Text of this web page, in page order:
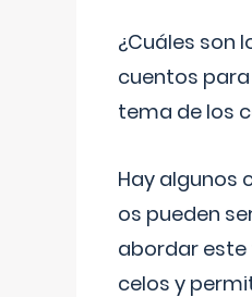
¿Cuáles son
cuentos
tema de los
Hay algunos
os pueden
abordar
celos y